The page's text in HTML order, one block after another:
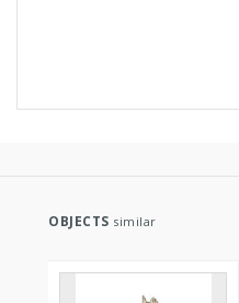
OBJECTS similar